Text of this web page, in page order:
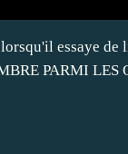
essaye
PARMI LES